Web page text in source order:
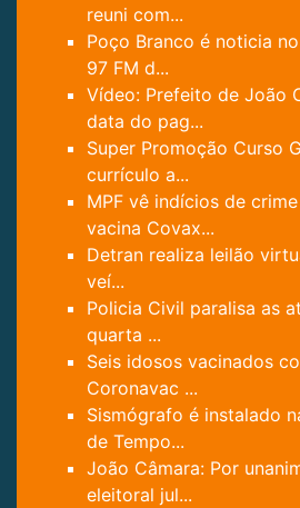
reuni com...
Poço Branco é noticia
97 FM d...
Vídeo: Prefeito de João
data do pag...
Super Promoção Curso
currículo a...
MPF vê indícios de
vacina Covax...
Detran realiza leilão
veí...
Policia Civil paralisa as
quarta ...
Seis idosos vacinados
Coronavac ...
Sismógrafo é instalado
de Tempo...
João Câmara: Por
eleitoral jul...